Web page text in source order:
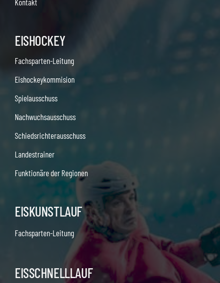
Kontakt
EISHOCKEY
Fachsparten-Leitung
Eishockeykommision
Spielausschuss
Nachwuchsausschuss
Schiedsrichterausschuss
Landestrainer
Funktionäre der Regionen
EISKUNSTLAUF
Fachsparten-Leitung
EISSCHNELLLAUF